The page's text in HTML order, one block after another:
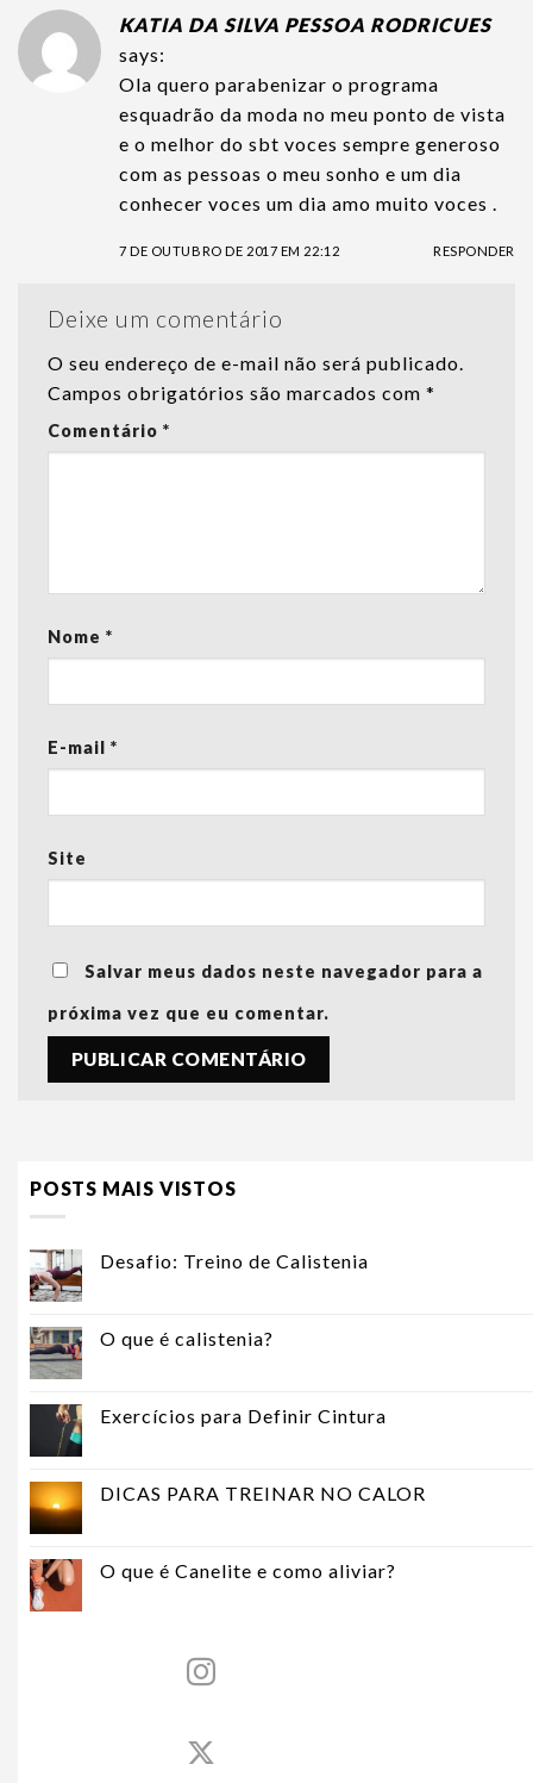
KATIA DA SILVA PESSOA RODRICUES
says:
Ola quero parabenizar o programa
esquadrão da moda no meu ponto de vista
e o melhor do sbt voces sempre generoso
com as pessoas o meu sonho e um dia
conhecer voces um dia amo muito voces .
7 DE OUTUBRO DE 2017 EM 22:12 RESPONDER
Deixe um comentário
O seu endereço de e-mail não será publicado.
Campos obrigatórios são marcados com *
Comentário *
Nome *
E-mail *
Site
Salvar meus dados neste navegador para a
próxima vez que eu comentar.
POSTS MAIS VISTOS
Desafio: Treino de Calistenia
O que é calistenia?
Exercícios para Definir Cintura
DICAS PARA TREINAR NO CALOR
O que é Canelite e como aliviar?